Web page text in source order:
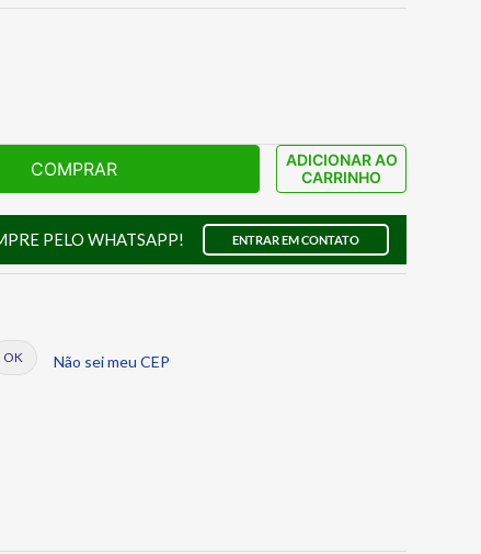
COMPRAR
ADICIONAR AO
CARRINHO
PELO WHATSAPP! ENTRAR EM CONTATO
Não sei meu CEP